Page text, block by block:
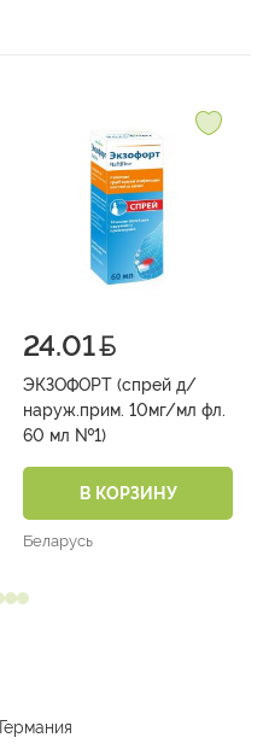
24.01
ЭКЗОФОРТ (спрей д/
наруж.прим. 10мг/мл фл.
60 мл №1)
В КОРЗИНУ
Беларусь
Германия